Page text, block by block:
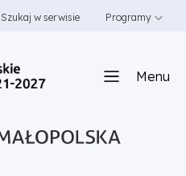
Szukaj w serwisie Programy
Menu